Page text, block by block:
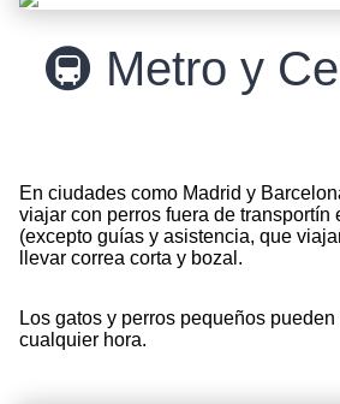
🚇 Metro y
En ciudades como Madrid y
viajar con perros fuera de transportín
(excepto guías y asistencia, que
llevar correa corta y bozal.
Los gatos y perros pequeños
cualquier hora.